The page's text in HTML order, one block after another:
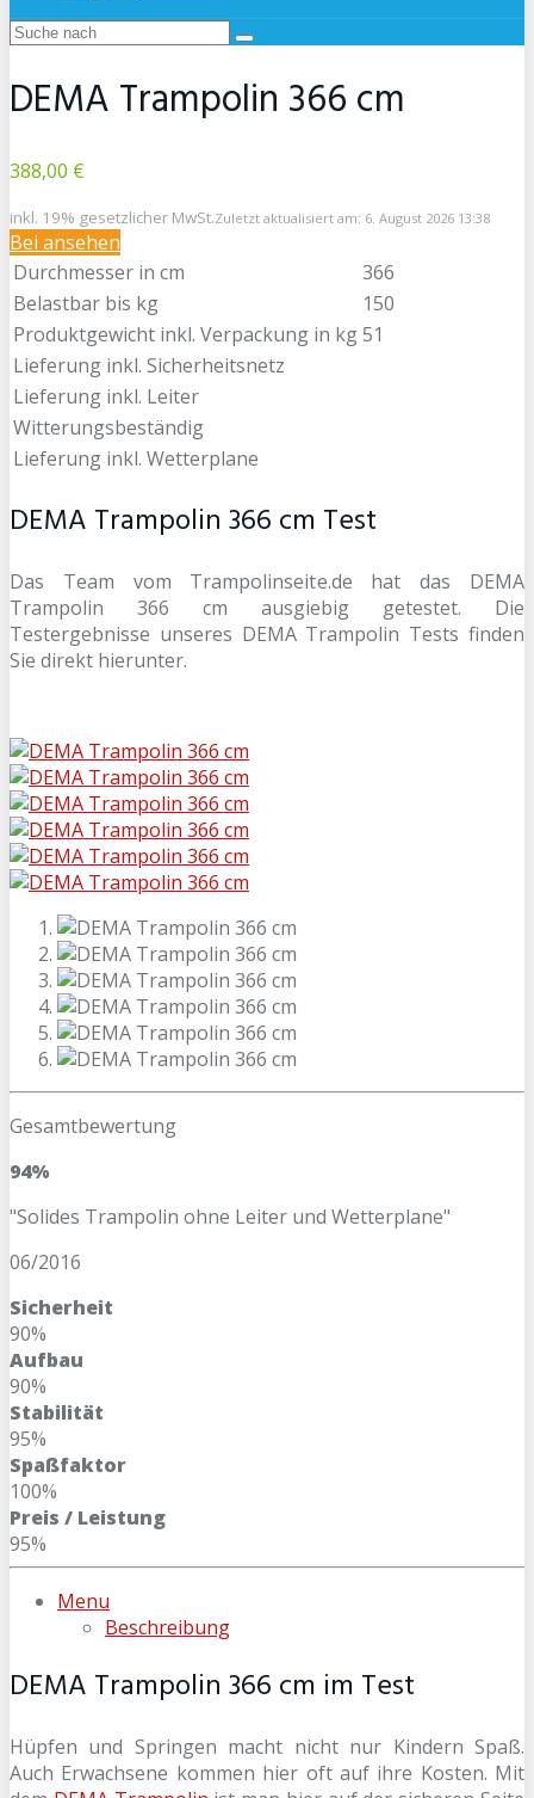
DEMA Trampolin 366 cm
388,00 €
inkl. 19% gesetzlicher MwSt.Zuletzt aktualisiert am: 6. August 2026 13:38
Bei ansehen
Durchmesser in cm
366
Belastbar bis kg
150
Produktgewicht inkl. Verpackung in kg51
Lieferung inkl. Sicherheitsnetz
Lieferung inkl. Leiter
Witterungsbeständig
Lieferung inkl. Wetterplane
DEMA Trampolin 366 cm Test
Das Team vom Trampolinseite.de hat das DEMA
Trampolin 366 cm ausgiebig getestet. Die
Testergebnisse unseres DEMA Trampolin Tests finden
Sie direkt hierunter.
Gesamtbewertung
94%
"Solides Trampolin ohne Leiter und Wetterplane"
06/2016
Sicherheit
90%
Aufbau
90%
Stabilität
95%
Spaßfaktor
100%
Preis / Leistung
95%
Menu
Beschreibung
DEMA Trampolin 366 cm im Test
Hüpfen und Springen macht nicht nur Kindern Spaß.
Auch Erwachsene kommen hier oft auf ihre Kosten. Mit